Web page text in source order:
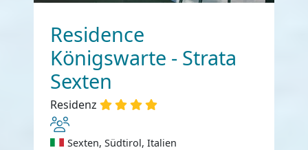
Residence
Königswarte - Strata
Sexten
Residenz
Sexten, Südtirol, Italien